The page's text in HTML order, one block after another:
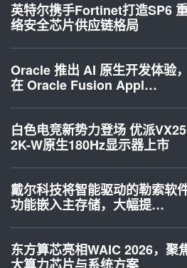
英特尔携手Fortinet打造SP6
络安全芯片供应链格局
Oracle 推出 AI 原生开发体验
在 Oracle Fusion Appl…
白色电竞新势力登场 优派
2K-W原生180Hz显示器上市
戴尔科技将智能驱动的勒索软
功能嵌入主存储，大幅提…
东方算芯亮相WAIC 2026，聚